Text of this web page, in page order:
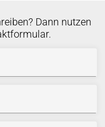
Dann nutzen